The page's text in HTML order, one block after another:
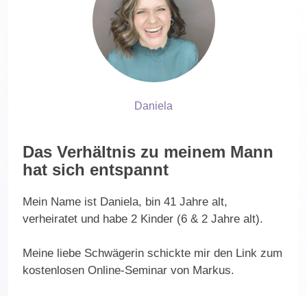
Daniela
Das Verhältnis zu meinem Mann
hat sich entspannt
Mein Name ist Daniela, bin 41 Jahre alt,
verheiratet und habe 2 Kinder (6 & 2 Jahre alt).
Meine liebe Schwägerin schickte mir den Link zum
kostenlosen Online-Seminar von Markus.